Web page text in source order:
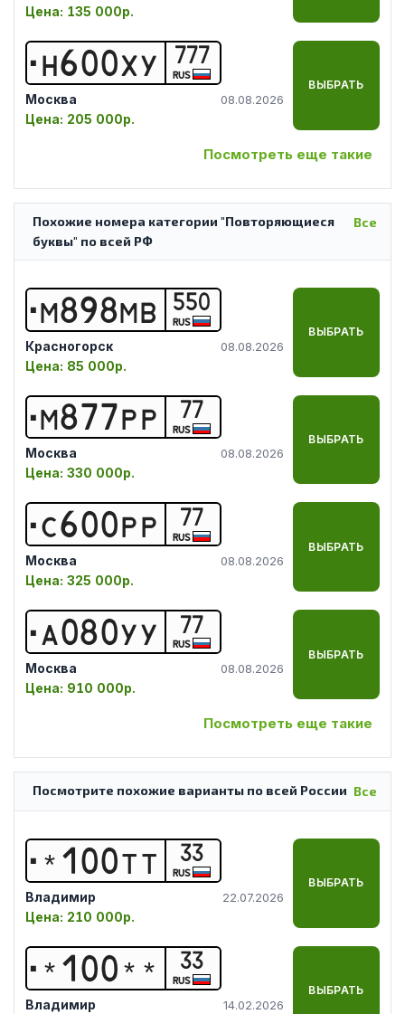
Цена: 135 000р.
Н600ХУ 777
RUS
Москва 08.08.2026
Цена: 205 000р.
ВЫБРАТЬ
Посмотреть еще такие
Все
Похожие номера категории "Повторяющиеся
буквы" по всей РФ
М898МВ 550
RUS
Красногорск 08.08.2026
Цена: 85 000р.
ВЫБРАТЬ
М877РР 77
RUS
Москва 08.08.2026
Цена: 330 000р.
ВЫБРАТЬ
С600РР 77
RUS
Москва 08.08.2026
Цена: 325 000р.
ВЫБРАТЬ
А080УУ 77
RUS
Москва 08.08.2026
Цена: 910 000р.
ВЫБРАТЬ
Посмотреть еще такие
Все
Посмотрите похожие варианты по всей России
* 1 00ТТ 33
RUS
Владимир 22.07.2026
Цена: 210 000р.
ВЫБРАТЬ
* 1 00 * * 33
RUS
Владимир 14.02.2026
ВЫБРАТЬ